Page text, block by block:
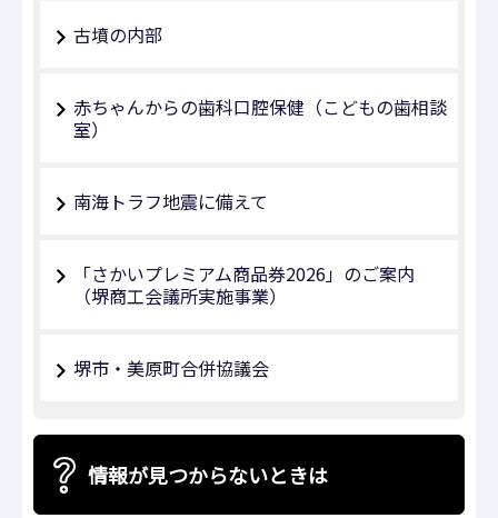
古墳の内部
赤ちゃんからの歯科口腔保健（こどもの歯相談
室）
南海トラフ地震に備えて
「さかいプレミアム商品券2026」のご案内
（堺商工会議所実施事業）
堺市・美原町合併協議会
情報が見つからないときは